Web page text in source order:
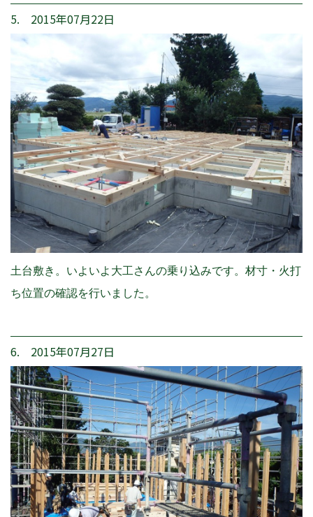
5. 2015年07月22日
土台敷き。いよいよ大工さんの乗り込みです。材寸・火打
ち位置の確認を行いました。
6. 2015年07月27日